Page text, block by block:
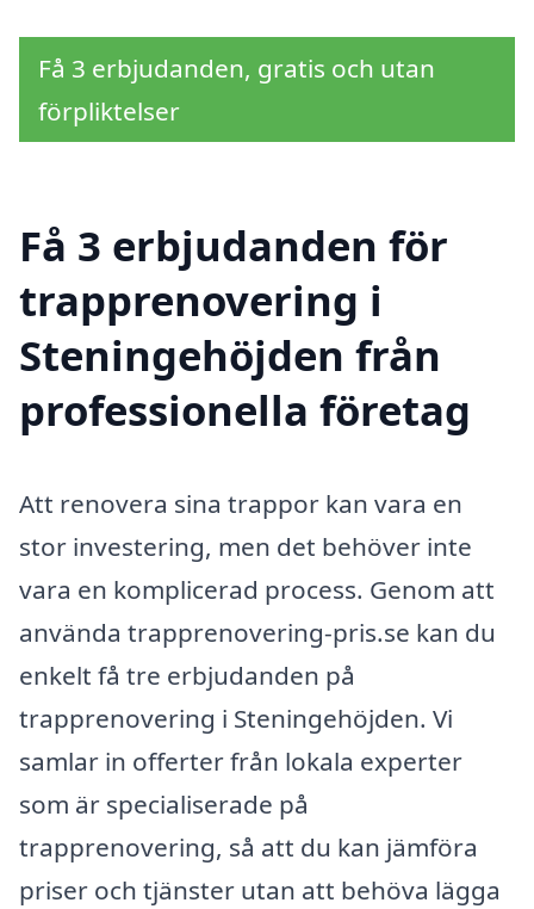
Få 3 erbjudanden, gratis och utan
förpliktelser
Få 3 erbjudanden för
trapprenovering i
Steningehöjden från
professionella företag
Att renovera sina trappor kan vara en
stor investering, men det behöver inte
vara en komplicerad process. Genom att
använda trapprenovering-pris.se kan du
enkelt få tre erbjudanden på
trapprenovering i Steningehöjden. Vi
samlar in offerter från lokala experter
som är specialiserade på
trapprenovering, så att du kan jämföra
priser och tjänster utan att behöva lägga